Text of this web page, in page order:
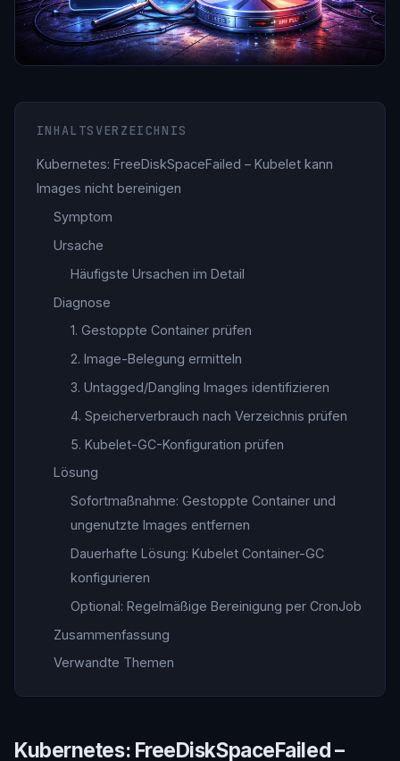
INHALTSVERZEICHNIS
Kubernetes: FreeDiskSpaceFailed – Kubelet kann
Images nicht bereinigen
Symptom
Ursache
Häufigste Ursachen im Detail
Diagnose
1. Gestoppte Container prüfen
2. Image-Belegung ermitteln
3. Untagged/Dangling Images identifizieren
4. Speicherverbrauch nach Verzeichnis prüfen
5. Kubelet-GC-Konfiguration prüfen
Lösung
Sofortmaßnahme: Gestoppte Container und
ungenutzte Images entfernen
Dauerhafte Lösung: Kubelet Container-GC
konfigurieren
Optional: Regelmäßige Bereinigung per CronJob
Zusammenfassung
Verwandte Themen
Kubernetes: FreeDiskSpaceFailed –